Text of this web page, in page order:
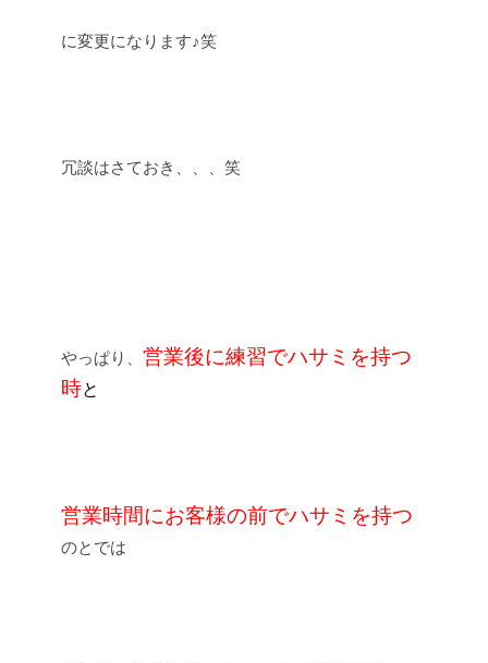
に変更になります♪笑
冗談はさておき、、、笑
やっぱり、 営業後に練習でハサミを持つ
時と
営業時間にお客様の前でハサミを持つ
のとでは